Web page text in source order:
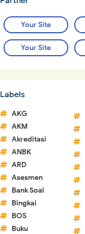
Your Site
Your Site
Labels
AKG
AKM
Akreditasi
ANBK
ARD
Asesmen
Bank Soal
Bingkai
BOS
Buku